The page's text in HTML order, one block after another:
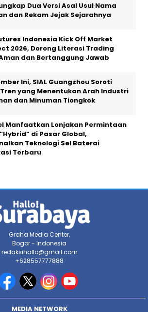
Dua Versi Asal Usul Nama
dan Rekam Jejak Sejarahnya
Indonesia Kick Off Market
2026, Dorong Literasi Trading
dan Bertanggung Jawab
Ini, SIAL Guangzhou Soroti
yang Menentukan Arah Industri
dan Minuman Tiongkok
Manfaatkan Lonjakan Permintaan
di Pasar Global,
Teknologi Sel Baterai
Terbaru
Graha Media Center,
Bogor - Indonesia
redaksihallo@gmail.com
+628557777888
MEDIA NETWORK